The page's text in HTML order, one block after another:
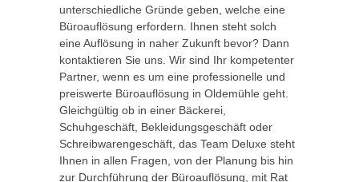
unterschiedliche Gründe geben, welche eine
Büroauflösung erfordern. Ihnen steht solch
eine Auflösung in naher Zukunft bevor? Dann
kontaktieren Sie uns. Wir sind Ihr kompetenter
Partner, wenn es um eine professionelle und
preiswerte Büroauflösung in Oldemühle geht.
Gleichgültig ob in einer Bäckerei,
Schuhgeschäft, Bekleidungsgeschäft oder
Schreibwarengeschäft, das Team Deluxe steht
Ihnen in allen Fragen, von der Planung bis hin
zur Durchführung der Büroauflösung, mit Rat